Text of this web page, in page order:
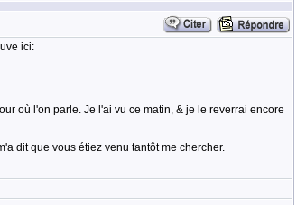
ici:
où l'on parle. Je l'ai vu ce matin, & je le reverrai encore
dit que vous étiez venu tantôt me chercher.